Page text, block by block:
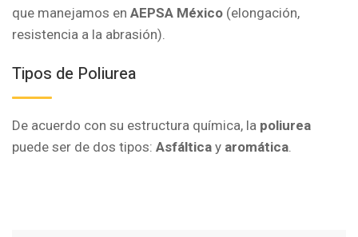
que manejamos en AEPSA México (elongación,
resistencia a la abrasión).
Tipos de Poliurea
De acuerdo con su estructura química, la poliurea
puede ser de dos tipos: Asfáltica y aromática